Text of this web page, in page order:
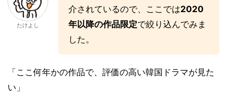
たけよし
介されているので、ここでは2020
年以降の作品限定で絞り込んでみま
した。
「ここ何年かの作品で、評価の高い韓国ドラマが見た
い」